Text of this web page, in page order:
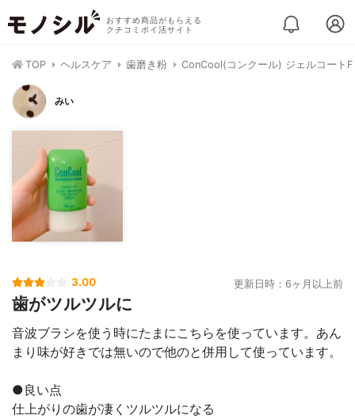
おすすめ商品がもらえる
クチコミポイ活サイト
TOP ヘルスケア 歯磨き粉 ConCool(コンクール) ジェルコートF
みい
3.00 更新日時：6ヶ月以上前
歯がツルツルに
音波ブラシを使う時にたまにこちらを使っています。あん
まり味が好きでは無いので他のと併用して使っています。
●良い点
仕上がりの歯が凄くツルツルになる